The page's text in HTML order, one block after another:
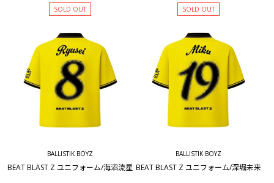
SOLD OUT SOLD OUT
BALLISTIK BOYZ
BEAT BLAST Z ユニフォーム/海沼流星
BALLISTIK BOYZ
BEAT BLAST Z ユニフォーム/深堀未来